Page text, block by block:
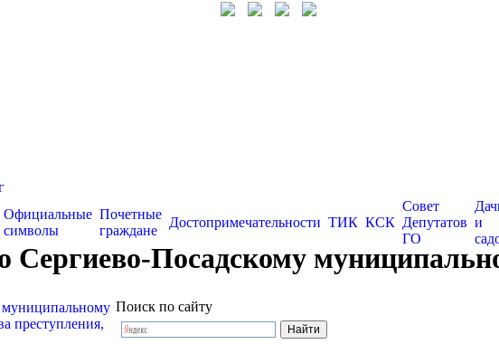
Официальные
символы
Почетные
граждане
Достопримечательности ТИК КСК
Совет
Депутатов
ГО
и
Посадскому
муниципальному
преступления,
Поиск по сайту